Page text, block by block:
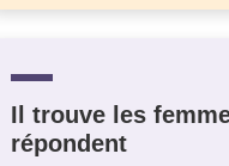
Il trouve les
répondent